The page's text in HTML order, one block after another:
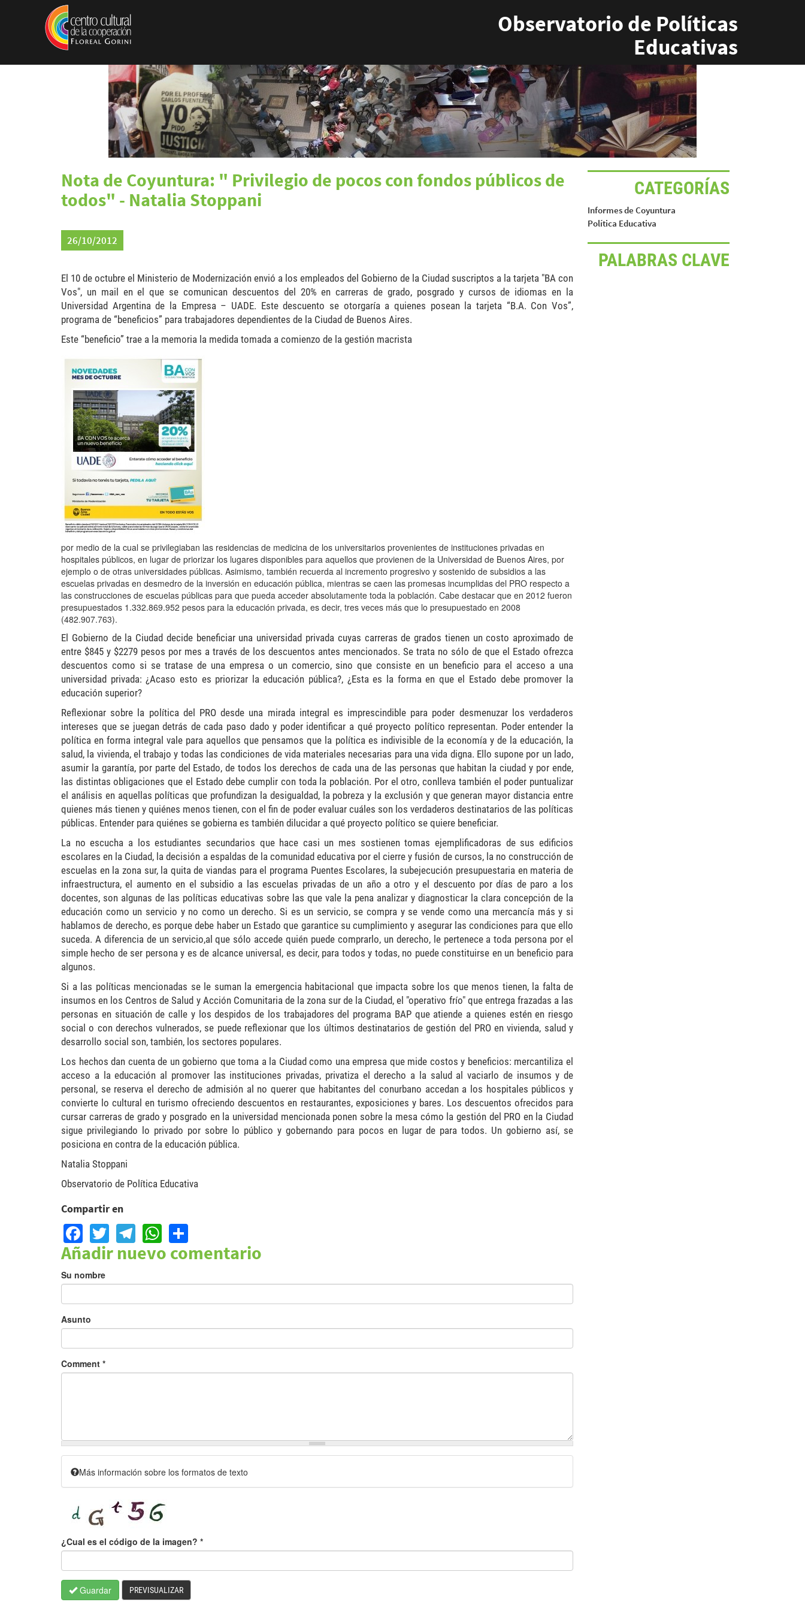
Pasar al contenido principal
Observatorio de Políticas
Educativas
Nota de Coyuntura: " Privilegio de pocos con fondos públicos de
todos" - Natalia Stoppani
26/10/2012
El 10 de octubre el Ministerio de Modernización envió a los empleados del Gobierno de la Ciudad suscriptos a la tarjeta "BA con
Vos", un mail
en el que se comunican descuentos del 20% en carreras de grado, posgrado y cursos de idiomas en la
Universidad Argentina de la Empresa – UADE. Este descuento se otorgaría a quienes posean la tarjeta “B.A. Con Vos”,
programa de “beneficios” para trabajadores dependientes de la Ciudad de Buenos Aires.
Este “beneficio” trae a la memoria la medida tomada a comienzo de la gestión macrista
uade1-240x300.jpg
por medio de la cual se privilegiaban las residencias de medicina de los universitarios provenientes de instituciones privadas en
hospitales públicos, en lugar de priorizar los lugares disponibles para aquellos que provienen de la Universidad de Buenos Aires, por
ejemplo o de otras universidades públicas. Asimismo, también recuerda al incremento progresivo y sostenido de subsidios a las
escuelas privadas en desmedro de la inversión en educación pública, mientras se caen las promesas incumplidas del PRO respecto a
las construcciones de escuelas públicas para que pueda acceder absolutamente toda la población. Cabe destacar que en 2012 fueron
presupuestados 1.332.869.952 pesos para la educación privada, es decir, tres veces más que lo presupuestado en 2008
(482.907.763).
El Gobierno de la Ciudad decide beneficiar una universidad privada cuyas carreras de grados tienen un costo aproximado de
entre $845 y $2279 pesos por mes a través de los descuentos antes mencionados. Se trata no sólo de que el Estado ofrezca
descuentos como si se tratase de una empresa o un comercio, sino que consiste en un beneficio para el acceso a una
universidad privada: ¿Acaso esto es priorizar la educación pública?, ¿Esta es la forma en que el Estado debe promover la
educación superior?
Reflexionar sobre la política del PRO desde una mirada integral es imprescindible para poder desmenuzar los verdaderos
intereses que se juegan detrás de cada paso dado y poder identificar a qué proyecto político representan. Poder entender la
política en forma integral vale para aquellos que pensamos que la política es indivisible de la economía y de la educación, la
salud, la vivienda, el trabajo y todas las condiciones de vida materiales necesarias para una vida digna. Ello supone por un lado,
asumir la garantía, por parte del Estado, de todos los derechos de cada una de las personas que habitan la ciudad y por ende,
las distintas obligaciones que el Estado debe cumplir con toda la población. Por el otro, conlleva también el poder puntualizar
el análisis en aquellas políticas que profundizan la desigualdad, la pobreza y la exclusión y que generan mayor distancia entre
quienes más tienen y quiénes menos tienen, con el fin de poder evaluar cuáles son los verdaderos destinatarios de las políticas
públicas. Entender para quiénes se gobierna es también dilucidar a qué proyecto político se quiere beneficiar.
La no escucha a los estudiantes secundarios que hace casi un mes sostienen tomas ejemplificadoras de sus edificios
escolares en la Ciudad, la decisión a espaldas de la comunidad educativa por el cierre y fusión de cursos, la no construcción de
escuelas en la zona sur, la quita de viandas para el programa Puentes Escolares, la subejecución presupuestaria en materia de
infraestructura, el aumento en el subsidio a las escuelas privadas de un año a otro y el descuento por días de paro a los
docentes, son algunas de las políticas educativas sobre las que vale la pena analizar y diagnosticar la clara concepción de la
educación como un servicio y no como un derecho. Si es un servicio, se compra y se vende como una mercancía más y si
hablamos de derecho, es porque debe haber un Estado que garantice su cumplimiento y asegurar las condiciones para que ello
suceda. A diferencia de un servicio,al que sólo accede quién puede comprarlo, un derecho, le pertenece a toda persona por el
simple hecho de ser persona y es de alcance universal, es decir, para todos y todas, no puede constituirse en un beneficio para
algunos.
Si a las políticas mencionadas se le suman la emergencia habitacional que impacta sobre los que menos tienen, la falta de
insumos en los Centros de Salud y Acción Comunitaria de la zona sur de la Ciudad, el "operativo frío" que entrega frazadas a las
personas en situación de calle y los despidos de los trabajadores del programa BAP que atiende a quienes estén en riesgo
social o con derechos vulnerados, se puede reflexionar que los últimos destinatarios de gestión del PRO en vivienda, salud y
desarrollo social son, también, los sectores populares.
Los hechos dan cuenta de un gobierno que toma a la Ciudad como una empresa que mide costos y beneficios: mercantiliza el
acceso a la educación al promover las instituciones privadas, privatiza el derecho a la salud al vaciarlo de insumos y de
personal, se reserva el derecho de admisión al no querer que habitantes del conurbano accedan a los hospitales públicos y
convierte lo cultural en turismo ofreciendo descuentos en restaurantes, exposiciones y bares. Los descuentos ofrecidos para
cursar carreras de grado y posgrado en la universidad mencionada ponen sobre la mesa cómo la gestión del PRO en la Ciudad
sigue privilegiando lo privado por sobre lo público y gobernando para pocos en lugar de para todos. Un gobierno así, se
posiciona en contra de la educación pública.
Natalia Stoppani
Observatorio de Política Educativa
Compartir en
Facebook
TwitterTelegram
WhatsApp
Añadir nuevo comentario
Su nombre
Asunto
Comment *
Más información sobre los formatos de texto
¿Cual es el código de la imagen? *
Guardar PREVISUALIZAR
CATEGORÍAS
Informes de Coyuntura
Política Educativa
PALABRAS CLAVE